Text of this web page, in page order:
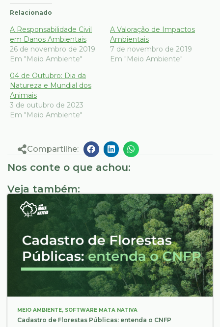
Relacionado
A Responsabilidade Civil
em Danos Ambientais
26 de novembro de 2019
Em "Meio Ambiente"
A Valoração de Impactos
Ambientais
7 de novembro de 2019
Em "Meio Ambiente"
04 de Outubro: Dia da
Natureza e Mundial dos
Animais
3 de outubro de 2023
Em "Meio Ambiente"
Compartilhe:
Nos conte o que achou:
Veja também:
MEIO AMBIENTE, SOFTWARE MATA NATIVA
Cadastro de Florestas Públicas: entenda o CNFP